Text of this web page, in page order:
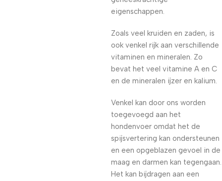
eigenschappen.
Zoals veel kruiden en zaden, is
ook venkel rijk aan verschillende
vitaminen en mineralen. Zo
bevat het veel vitamine A en C
en de mineralen ijzer en kalium.
Venkel kan door ons worden
toegevoegd aan het
hondenvoer omdat het de
spijsvertering kan ondersteunen
en een opgeblazen gevoel in de
maag en darmen kan tegengaan.
Het kan bijdragen aan een